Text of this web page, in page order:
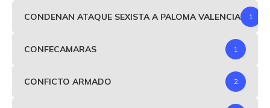
CONDENAN ATAQUE SEXISTA A PALOMA VALENCIA 1
CONFECAMARAS 1
CONFICTO ARMADO 2